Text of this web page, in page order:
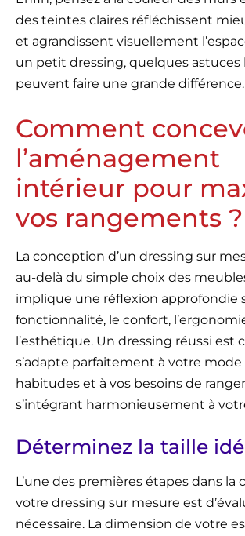
des teintes claires réfléchissent
et agrandissent visuellement
un petit dressing, quelques astuces
peuvent faire une grande différence.
Comment
l’aménagement
intérieur pour
vos rangements ?
La conception d’un dressing sur
au-delà du simple choix des
implique une réflexion approfondie
fonctionnalité, le confort,
l’esthétique. Un dressing réussi est
s’adapte parfaitement à votre mode
habitudes et à vos besoins de
s’intégrant harmonieusement à
Déterminez la taille
L’une des premières étapes dans la
votre dressing sur mesure est
nécessaire. La dimension de votre